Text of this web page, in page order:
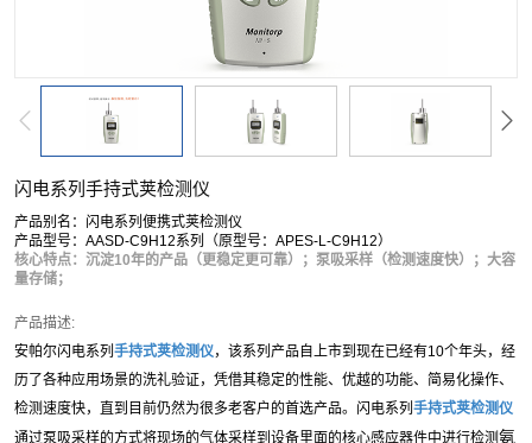
闪电系列手持式荚检测仪
产品别名：闪电系列便携式荚检测仪
产品型号：AASD-C9H12系列（原型号：APES-L-C9H12）
核心特点：沉淀10年的产品（更稳定更可靠）；泵吸采样（检测速度快）；大容
量存储；
产品描述:
安帕尔闪电系列 手持式荚检测仪，该系列产品自上市到现在已经有10个年头，经
历了各种应用场景的洗礼验证，凭借其稳定的性能、优越的功能、简易化操作、
检测速度快，直到目前仍然为很多老客户的首选产品。闪电系列 手持式荚检测仪
通过泵吸采样的方式将现场的气体采样到设备里面的核心感应器件中进行检测氨